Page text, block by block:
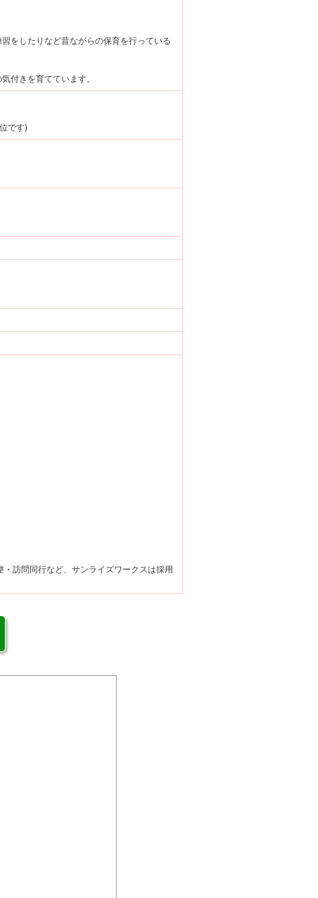
をしたりなど昔ながらの保育を行っている
付きを育てています。
です)
訪問同行など、サンライズワークスは採用